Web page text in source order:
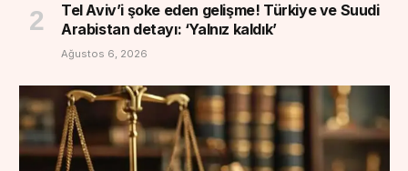
Tel Aviv’i şoke eden gelişme! Türkiye ve Suudi
Arabistan detayı: ‘Yalnız kaldık’
Ağustos 6, 2026